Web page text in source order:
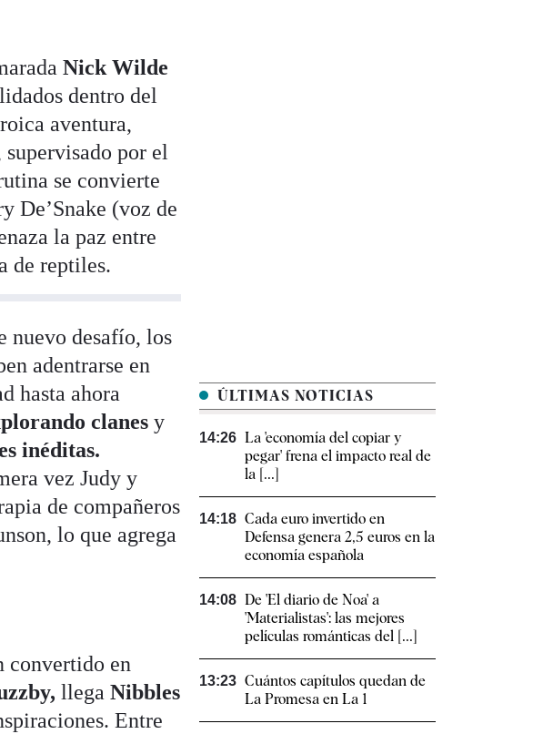
Nick Wilde
dentro del
aventura,
supervisado por el
se convierte
De’Snake (voz de
la paz entre
de reptiles.
nuevo desafío, los
adentrarse en
hasta ahora
clanesy
inéditas.
vez Judy y
de compañeros
lo que agrega
convertido en
llegaNibbles
Entre
ÚLTIMAS NOTICIAS
14:26 La 'economía del copiar y
pegar' frena el impacto real de
la [...]
14:18 Cada euro invertido en
Defensa genera 2,5 euros en la
economía española
14:08 De 'El diario de Noa' a
'Materialistas': las mejores
películas románticas del [...]
13:23 Cuántos capítulos quedan de
La Promesa en La 1